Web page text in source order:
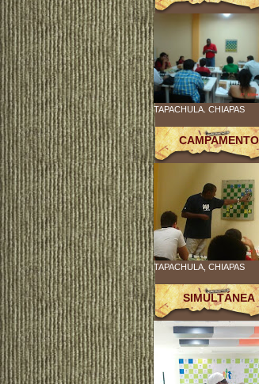
TAPACHULA. CHIAPAS
CAMPAMENTO
TAPACHULA, CHIAPAS
SIMULTÁNEA